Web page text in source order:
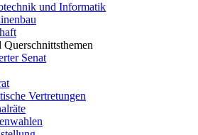
und Informatik
Querschnittsthemen
Senat
Vertretungen